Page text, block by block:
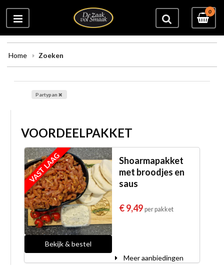
0
Home Zoeken
Partypan
VOORDEELPAKKET
VAST LAAG
Bekijk & bestel
Shoarmapakket
met broodjes en
saus
€ 9,49 per pakket
Meer aanbiedingen